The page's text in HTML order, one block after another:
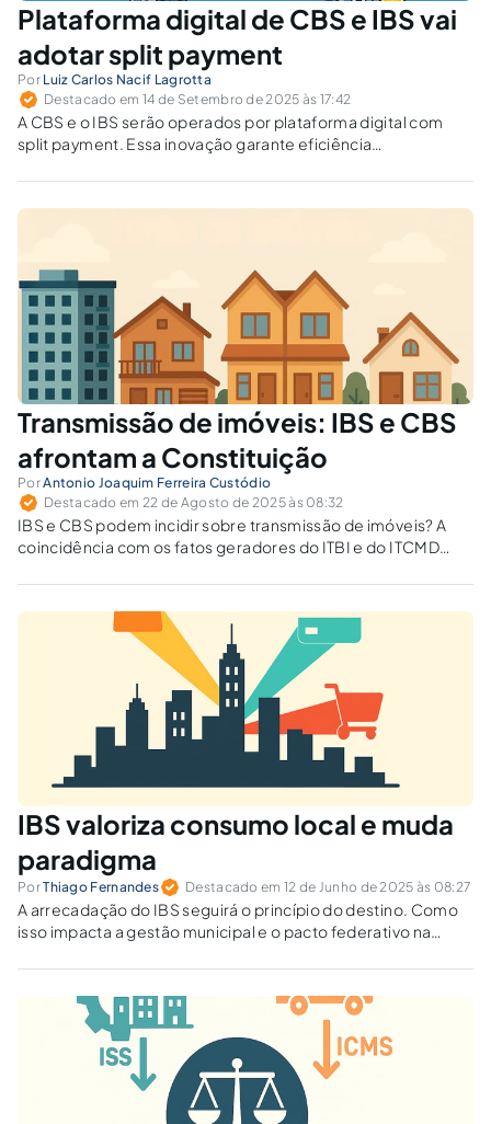
Plataforma digital de CBS e IBS vai
adotar split payment
Por Luiz Carlos Nacif Lagrotta
Destacado em 14 de Setembro de 2025 às 17:42
A CBS e o IBS serão operados por plataforma digital com
split payment. Essa inovação garante eficiência
compliance?
Transmissão de imóveis: IBS e CBS
afrontam a Constituição
PorAntonio Joaquim Ferreira Custódio
Destacado em 22 de Agosto de 2025 às 08:32
IBS e CBS podem incidir sobre transmissão de imóveis? A
coincidência com os fatos geradores do ITBI e do ITCMD
IBS valoriza consumo local e muda
paradigma
PorThiago Fernandes Destacado em 12 de Junho de 2025 às 08:27
A arrecadação do IBS seguirá o princípio do destino. Como
isso impacta a gestão municipal e o pacto federativo na